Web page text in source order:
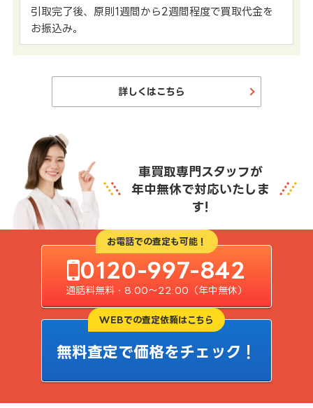
引取完了後、原則1週間から2週間程度で買取代金を
お振込み。
詳しくはこちら
車買取専門スタッフが
年中無休で対応いたしま
す!
お電話での査定も可能！
0120-997-842
通話料無料・8:00〜22:00（年中無休）
WEBでの査定依頼はこちら
無料査定で価格をチェック！